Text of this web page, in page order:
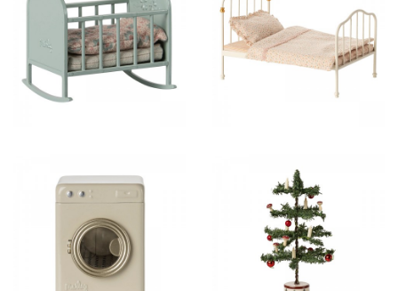
32,50 € 50,00 €
26,50 € 35,00 €